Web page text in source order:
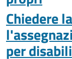
Chiedere
per disabili